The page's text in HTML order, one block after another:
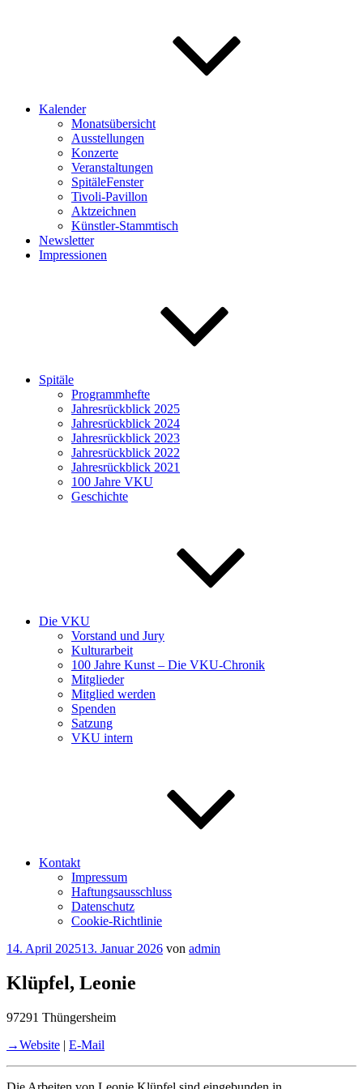
Kalender
Monatsübersicht
Ausstellungen
Konzerte
Veranstaltungen
SpitäleFenster
Tivoli-Pavillon
Aktzeichnen
Künstler-Stammtisch
Newsletter
Impressionen
Spitäle
Programmhefte
Jahresrückblick 2025
Jahresrückblick 2024
Jahresrückblick 2023
Jahresrückblick 2022
Jahresrückblick 2021
100 Jahre VKU
Geschichte
Die VKU
Vorstand und Jury
Kulturarbeit
100 Jahre Kunst – Die VKU-Chronik
Mitglieder
Mitglied werden
Spenden
Satzung
VKU intern
Kontakt
Impressum
Haftungsausschluss
Datenschutz
Cookie-Richtlinie
Veröffentlicht
14. April 202513. Januar 2026 von admin
Klüpfel, Leonie
97291 Thüngersheim
→Website | E-Mail